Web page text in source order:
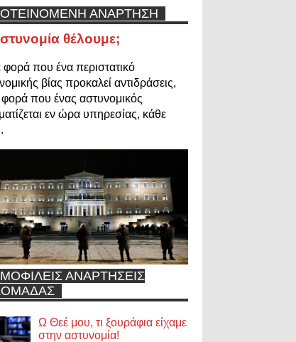
ΑΝΑΡΤΗΣΗ
θέλουμε;
φορά που ένα περιστατικό
βίας προκαλεί αντιδράσεις,
φορά που ένας αστυνομικός
εν ώρα υπηρεσίας, κάθε
ΑΝΑΡΤΗΣΕΙΣ
Ω Θεέ μου, τι ξουράφια είχαμε
στην αστυνομία!